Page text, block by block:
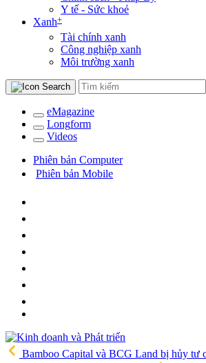
Y tế - Sức khoẻ
Xanh+
Tài chính xanh
Công nghiệp xanh
Môi trường xanh
eMagazine
Longform
Videos
Phiên bản Computer
Phiên bản Mobile
Bamboo Capital và BCG Land bị hủy tư